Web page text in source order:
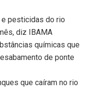
e pesticidas do rio
diz IBAMA
químicas que
de ponte
que caíram no rio